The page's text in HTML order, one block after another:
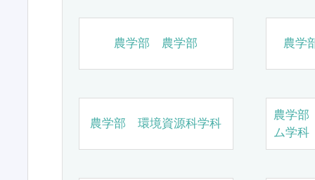
農学部 農学部 農学
農学部 環境資源科学科
農学
ム学科